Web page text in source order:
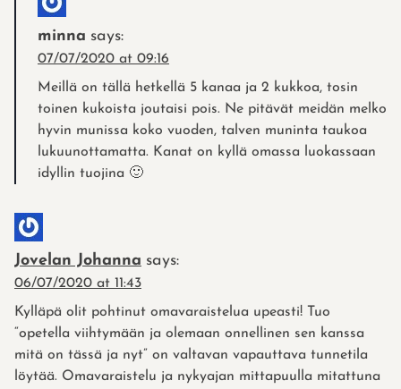
minna says:
07/07/2020 at 09:16
Meillä on tällä hetkellä 5 kanaa ja 2 kukkoa, tosin
toinen kukoista joutaisi pois. Ne pitävät meidän melko
hyvin munissa koko vuoden, talven muninta taukoa
lukuunottamatta. Kanat on kyllä omassa luokassaan
idyllin tuojina 🙂
Jovelan Johanna says:
06/07/2020 at 11:43
Kylläpä olit pohtinut omavaraistelua upeasti! Tuo
“opetella viihtymään ja olemaan onnellinen sen kanssa
mitä on tässä ja nyt” on valtavan vapauttava tunnetila
löytää. Omavaraistelu ja nykyajan mittapuulla mitattuna